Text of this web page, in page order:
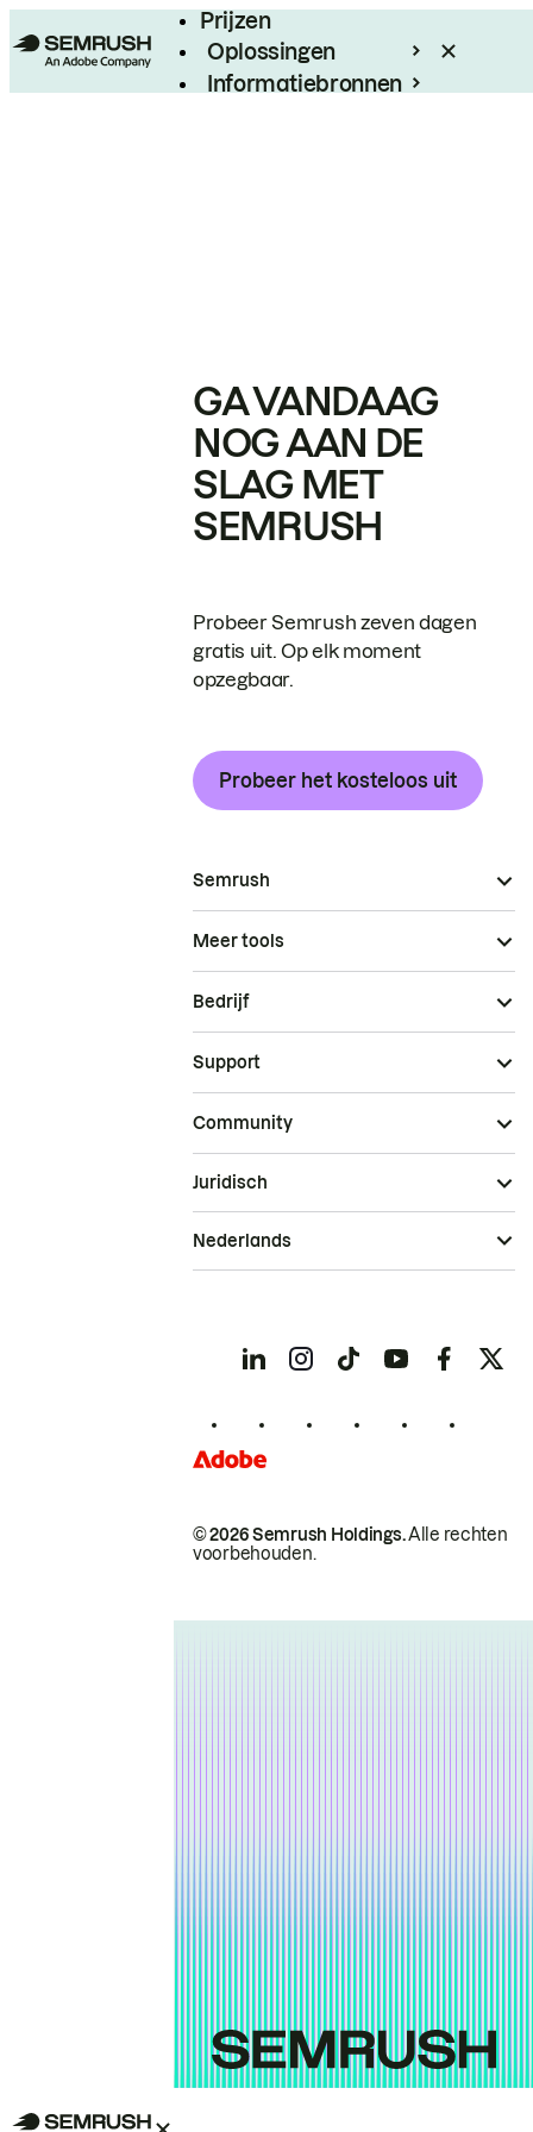
Prijzen
Oplossingen
Informatiebronnen
GA VANDAAG
NOG AAN DE
SLAG MET
SEMRUSH
Probeer Semrush zeven dagen
gratis uit. Op elk moment
opzegbaar.
Probeer het kosteloos uit
Semrush
Meer tools
Bedrijf
Support
Community
© 2026 Semrush Holdings.Alle rechten
voorbehouden.
Juridisch
Nederlands